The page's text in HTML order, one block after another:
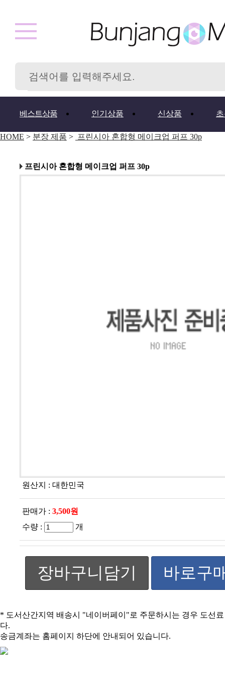
베스트상품 인기상품 신상품
HOME > 분장 제품 > 프린시아 혼합형 메이크업 퍼프 30p
프린시아 혼합형 메이크업 퍼프 30p
원산지 : 대한민국
판매가 : 3,500원
수량 :
개
장바구니담기 바로구
* 도서산간지역 배송시 "네이버페이"로 주문하시는 경우 도선
다.
송금계좌는 홈페이지 하단에 안내되어 있습니다.